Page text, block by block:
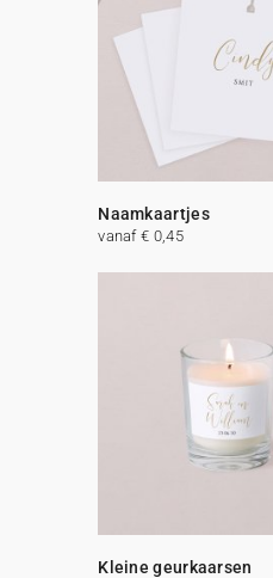
Naamkaartjes
vanaf € 0,45
Kleine geurkaarsen